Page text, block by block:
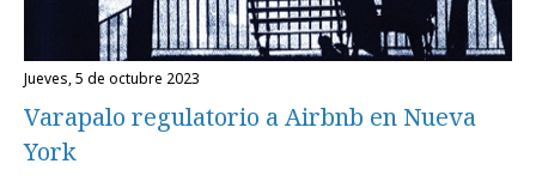
jueves, 5 de octubre 2023
Varapalo regulatorio a Airbnb en Nueva
York